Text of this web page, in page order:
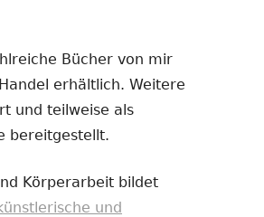
Bücher von mir
erhältlich. Weitere
und teilweise als
bereitgestellt.
Körperarbeit bildet
und